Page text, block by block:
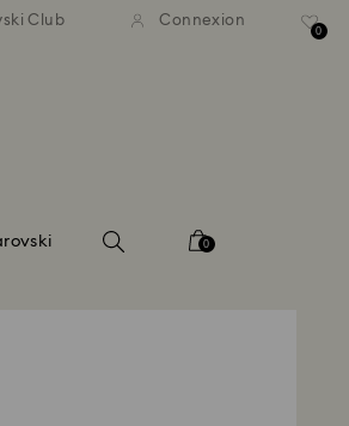
EUR
Livraison standard
une commande supérieure
Club Connexion
0
0